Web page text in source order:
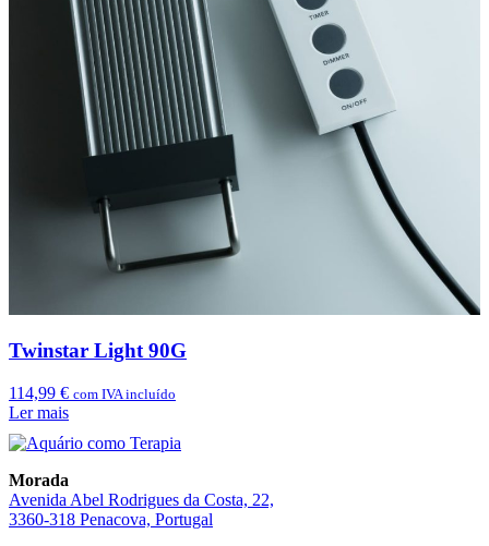
Twinstar Light 90G
114,99 € com IVA incluído
Ler mais
Morada
Avenida Abel Rodrigues da Costa, 22,
3360-318 Penacova, Portugal